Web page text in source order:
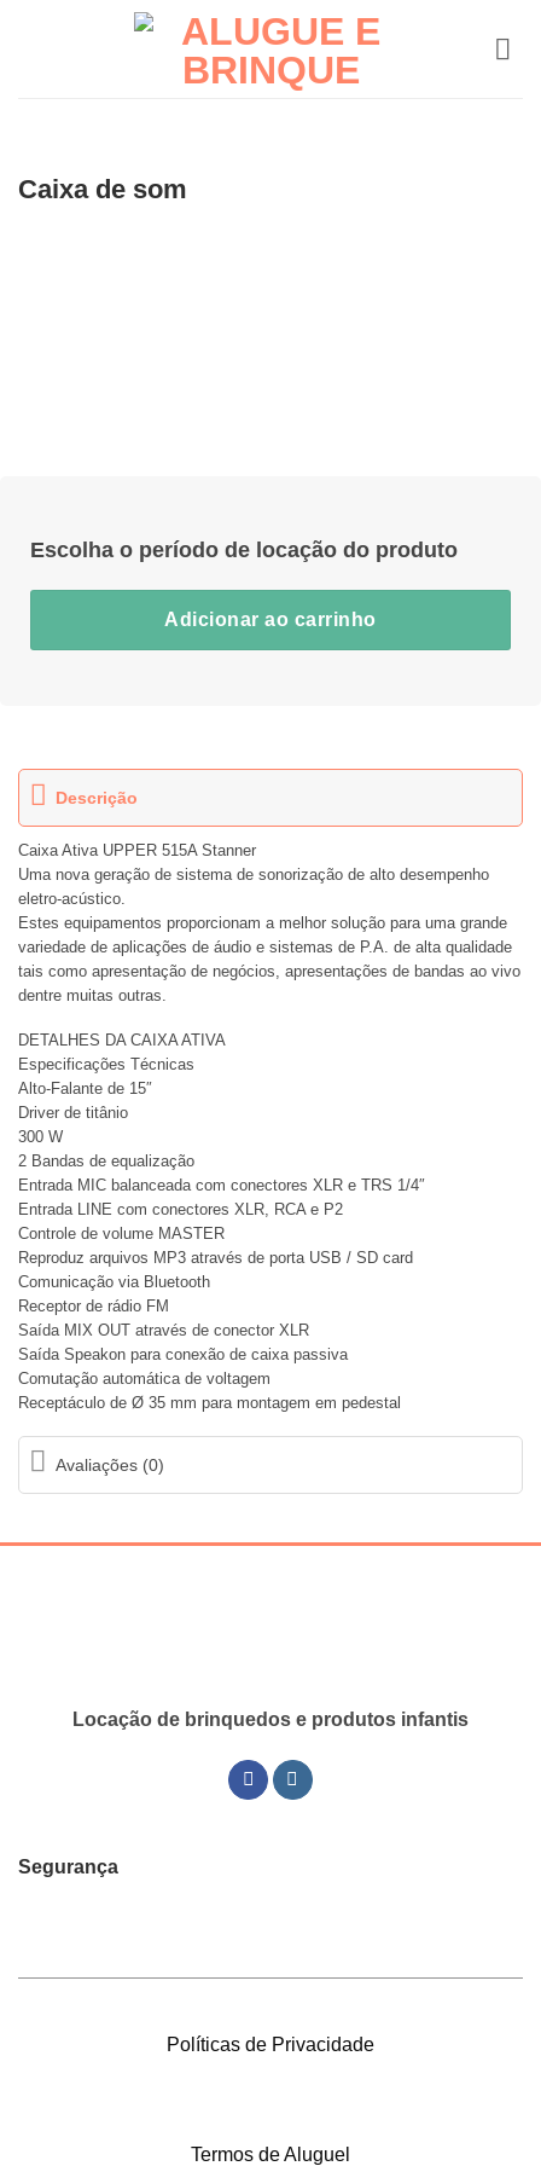
Caixa de som
Adicionar ao carrinho
Descrição
Caixa Ativa UPPER 515A Stanner
Uma nova geração de sistema de sonorização de alto desempenho
eletro-acústico.
Estes equipamentos proporcionam a melhor solução para uma grande
variedade de aplicações de áudio e sistemas de P.A. de alta qualidade
tais como apresentação de negócios, apresentações de bandas ao vivo
dentre muitas outras.
DETALHES DA CAIXA ATIVA
Especificações Técnicas
Alto-Falante de 15″
Driver de titânio
300 W
2 Bandas de equalização
Entrada MIC balanceada com conectores XLR e TRS 1/4″
Entrada LINE com conectores XLR, RCA e P2
Controle de volume MASTER
Reproduz arquivos MP3 através de porta USB / SD card
Comunicação via Bluetooth
Receptor de rádio FM
Saída MIX OUT através de conector XLR
Saída Speakon para conexão de caixa passiva
Comutação automática de voltagem
Receptáculo de Ø 35 mm para montagem em pedestal
Avaliações (0)
Locação de brinquedos e produtos infantis
Segurança
Políticas de Privacidade
Termos de Aluguel